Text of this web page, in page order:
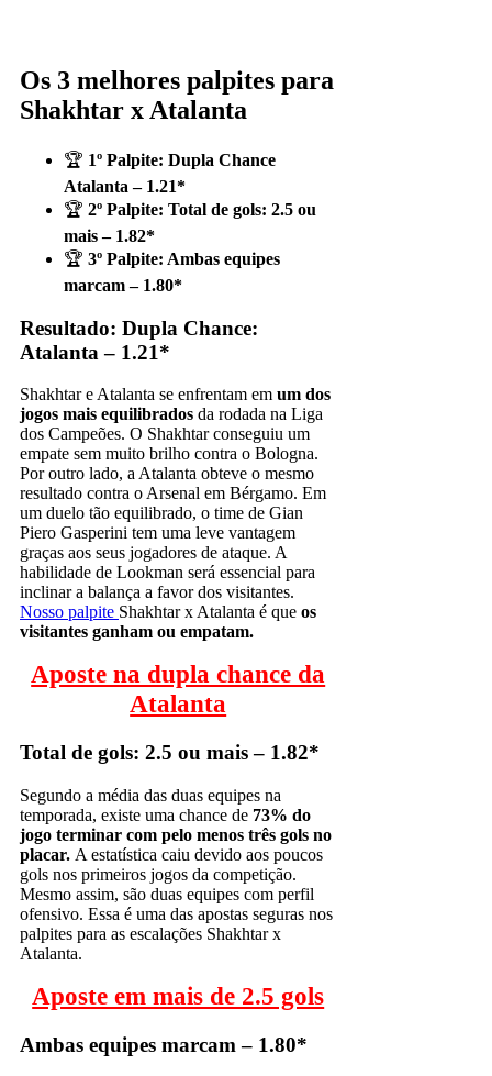
Os 3 melhores palpites para
Shakhtar x Atalanta
🏆 1º Palpite: Dupla Chance
Atalanta – 1.21*
🏆 2º Palpite: Total de gols: 2.5 ou
mais – 1.82*
🏆 3º Palpite: Ambas equipes
marcam – 1.80*
Resultado: Dupla Chance:
Atalanta – 1.21*
Shakhtar e Atalanta se enfrentam em um dos
jogos mais equilibrados da rodada na Liga
dos Campeões. O Shakhtar conseguiu um
empate sem muito brilho contra o Bologna.
Por outro lado, a Atalanta obteve o mesmo
resultado contra o Arsenal em Bérgamo. Em
um duelo tão equilibrado, o time de Gian
Piero Gasperini tem uma leve vantagem
graças aos seus jogadores de ataque. A
habilidade de Lookman será essencial para
inclinar a balança a favor dos visitantes.
Nosso palpite Shakhtar x Atalanta é que os
visitantes ganham ou empatam.
Aposte na dupla chance da
Atalanta
Total de gols: 2.5 ou mais – 1.82*
Segundo a média das duas equipes na
temporada, existe uma chance de 73% do
jogo terminar com pelo menos três gols no
placar. A estatística caiu devido aos poucos
gols nos primeiros jogos da competição.
Mesmo assim, são duas equipes com perfil
ofensivo. Essa é uma das apostas seguras nos
palpites para as escalações Shakhtar x
Atalanta.
Aposte em mais de 2.5 gols
Ambas equipes marcam – 1.80*